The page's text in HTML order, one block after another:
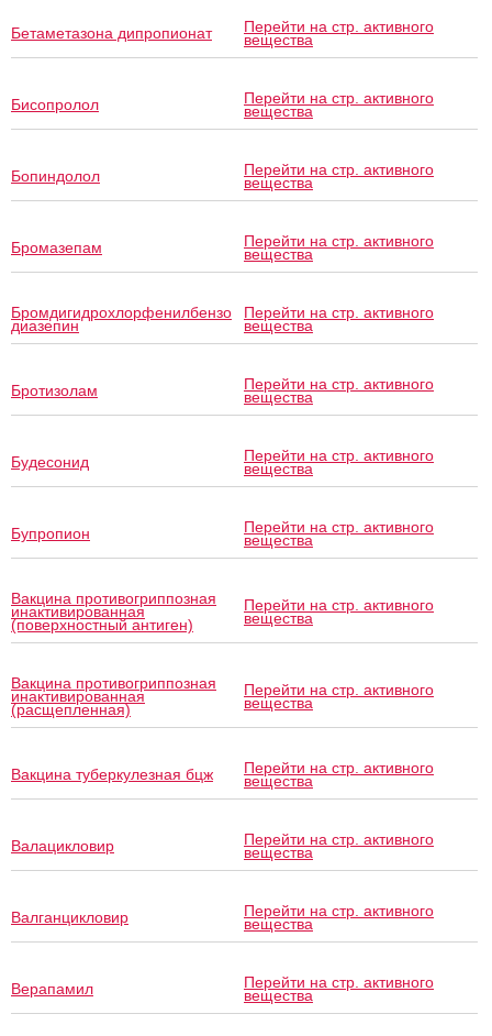
Бетаметазона дипропионат Перейти на стр. активного
вещества
Бисопролол Перейти на стр. активного
вещества
Бопиндолол Перейти на стр. активного
вещества
Бромазепам Перейти на стр. активного
вещества
Бромдигидрохлорфенилбензо
диазепин
Перейти на стр. активного
вещества
Бротизолам Перейти на стр. активного
вещества
Будесонид Перейти на стр. активного
вещества
Бупропион Перейти на стр. активного
вещества
Вакцина противогриппозная
инактивированная
(поверхностный антиген)
Перейти на стр. активного
вещества
Вакцина противогриппозная
инактивированная
(расщепленная)
Перейти на стр. активного
вещества
Вакцина туберкулезная бцж Перейти на стр. активного
вещества
Валацикловир Перейти на стр. активного
вещества
Валганцикловир Перейти на стр. активного
вещества
Верапамил Перейти на стр. активного
вещества